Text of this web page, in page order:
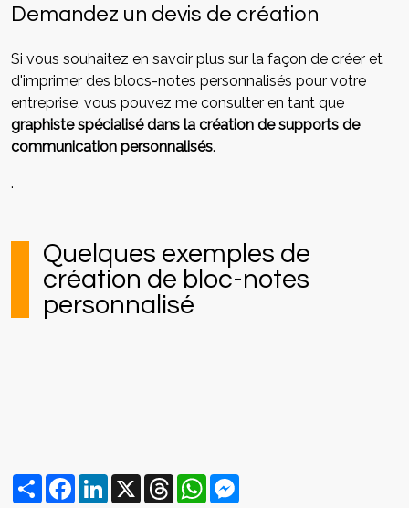
Demandez un devis de création
Si vous souhaitez en savoir plus sur la façon de créer et
d'imprimer des blocs-notes personnalisés pour votre
entreprise, vous pouvez me consulter en tant que
graphiste spécialisé dans la création de supports de
communication personnalisés.
.
Quelques exemples de
création de bloc-notes
personnalisé
PartagerFacebook
LinkedIn
X ThreadsWhatsApp